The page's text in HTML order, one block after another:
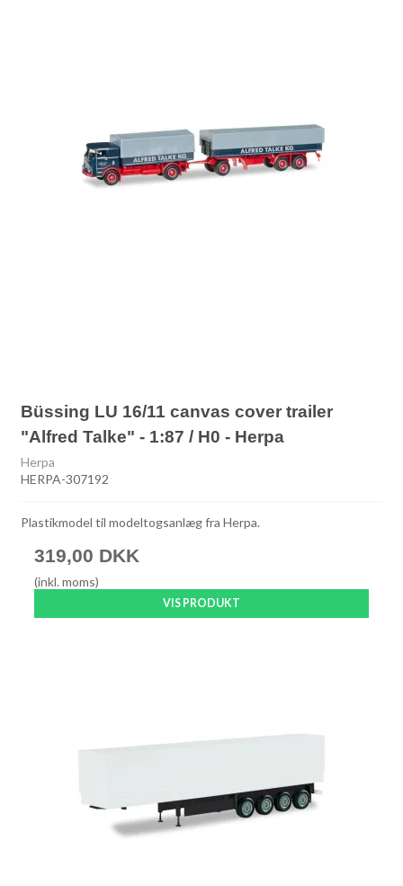
Büssing LU 16/11 canvas cover trailer
"Alfred Talke" - 1:87 / H0 - Herpa
Herpa
HERPA-307192
Plastikmodel til modeltogsanlæg fra Herpa.
319,00 DKK
(inkl. moms)
VIS PRODUKT